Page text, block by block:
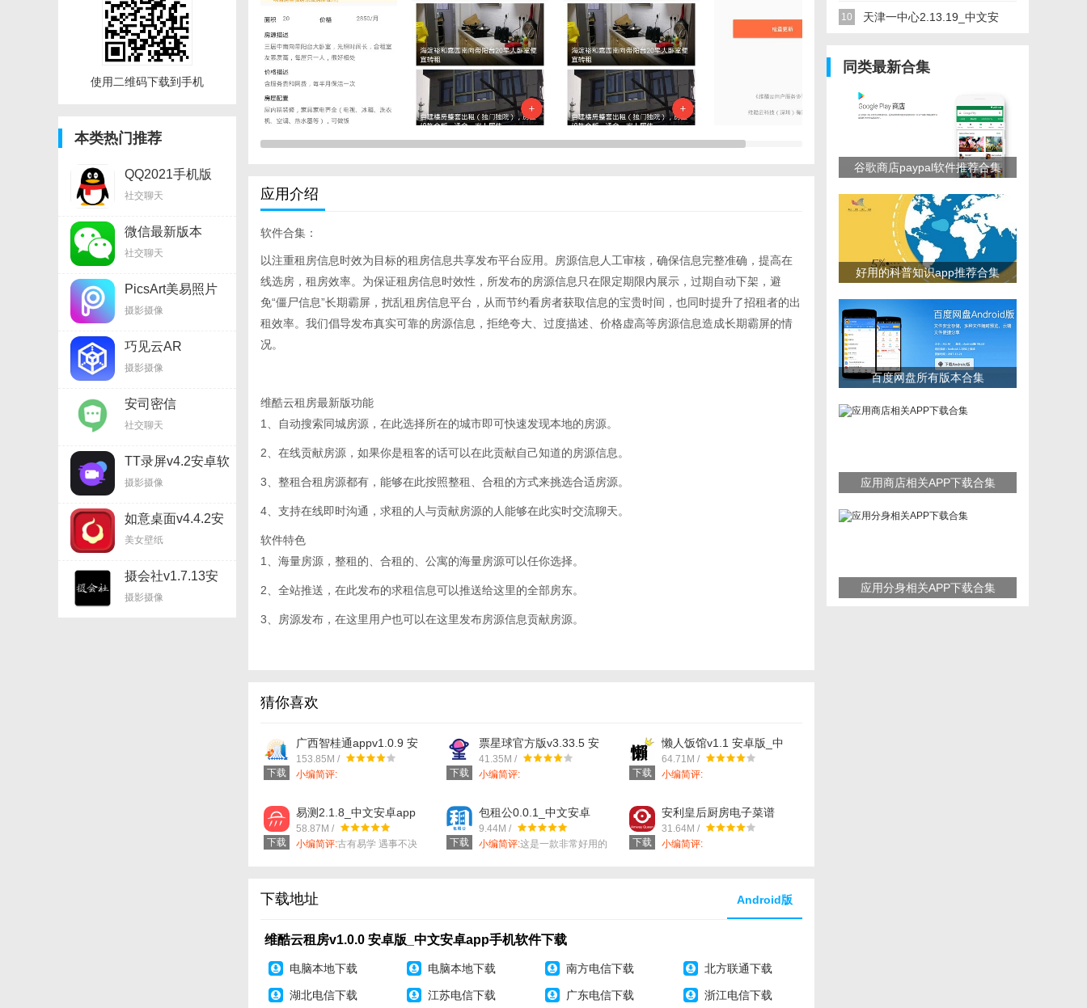
使用二维码下载到手机
本类热门推荐
QQ2021手机版
v8.8.17安卓软件
社交聊天
微信最新版本
v8.0.11安卓软件
社交聊天
PicsArt美易照片
编辑v17.8.58安卓
软件
摄影摄像
巧见云AR
摄影摄像
安司密信
v2.6.40.210827安
卓软件
社交聊天
TT录屏v4.2安卓软
件
摄影摄像
如意桌面v4.4.2安
卓软件（暂无下
载）
美女壁纸
摄会社v1.7.13安
卓软件
摄影摄像
应用介绍
软件合集：
以注重租房信息时效为目标的租房信息共享发布平台应用。房源信息人工审核，确保信息完整准确，提高在
线选房，租房效率。为保证租房信息时效性，所发布的房源信息只在限定期限内展示，过期自动下架，避
免“僵尸信息”长期霸屏，扰乱租房信息平台，从而节约看房者获取信息的宝贵时间，也同时提升了招租者的出
租效率。我们倡导发布真实可靠的房源信息，拒绝夸大、过度描述、价格虚高等房源信息造成长期霸屏的情
况。
维酷云租房最新版功能
1、自动搜索同城房源，在此选择所在的城市即可快速发现本地的房源。
2、在线贡献房源，如果你是租客的话可以在此贡献自己知道的房源信息。
3、整租合租房源都有，能够在此按照整租、合租的方式来挑选合适房源。
4、支持在线即时沟通，求租的人与贡献房源的人能够在此实时交流聊天。
软件特色
1、海量房源，整租的、合租的、公寓的海量房源可以任你选择。
2、全站推送，在此发布的求租信息可以推送给这里的全部房东。
3、房源发布，在这里用户也可以在这里发布房源信息贡献房源。
1、在手机上租房更方便，每天都能根据用户们需求来搜索。
3、各种房产一应俱全，需要哪个地段的房产都能在线找到。
猜你喜欢
下载
广西智桂通appv1.0.9 安
卓版_中文安卓app手机软
件下载
153.85M /
小编简评:
下载
票星球官方版v3.33.5 安
卓版_中文安卓app手机软
件下载
41.35M /
小编简评:
下载
懒人饭馆v1.1 安卓版_中
文安卓app手机软件下载
64.71M /
小编简评:
下载
易测2.1.8_中文安卓app
手机软件下载
58.87M /
小编简评:古有易学 遇事不决 下载
包租公0.0.1_中文安卓
app手机软件下载
9.44M /
小编简评:这是一款非常好用的
下载
安利皇后厨房电子菜谱
v5.15.1 官方安卓版_中文
安卓app手机软件下载
31.64M /
小编简评:
下载地址 Android版
维酷云租房v1.0.0 安卓版_中文安卓app手机软件下载
电脑本地下载 电脑本地下载 南方电信下载 北方联通下载
湖北电信下载 江苏电信下载 广东电信下载 浙江电信下载
软件下载
10 天津一中心2.13.19_中文安
同类最新合集
谷歌商店paypal软件推荐合集
好用的科普知识app推荐合集
百度网盘所有版本合集
应用商店相关APP下载合集
应用分身相关APP下载合集